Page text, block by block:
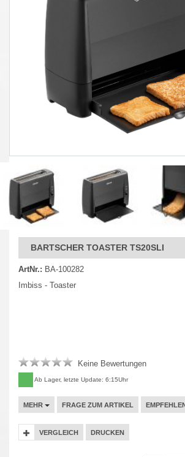
BARTSCHER TOASTER TS20SLI
ArtNr.: BA-100282
Imbiss - Toaster
Keine Bewertungen
Ab Lager, letzte Update: 6:15Uhr
MEHR FRAGE ZUM ARTIKEL
VERGLEICH DRUCKEN